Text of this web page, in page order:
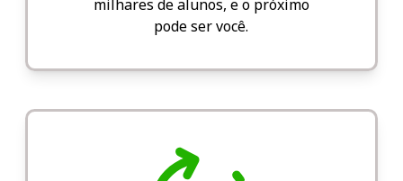
milhares de alunos, e o próximo
pode ser você.